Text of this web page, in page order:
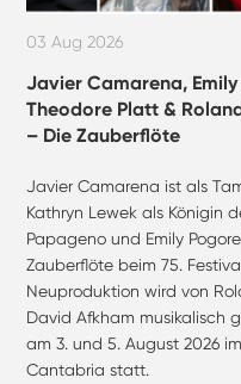
03 Aug 2026
Javier Camarena,
Theodore Platt &
– Die Zauberflöte
Javier Camarena ist als
Kathryn Lewek als Königin
Papageno und Emily
Zauberflöte beim 75.
Neuproduktion wird von
David Afkham musikalisch
am 3. und 5. August 2026
Cantabria statt.